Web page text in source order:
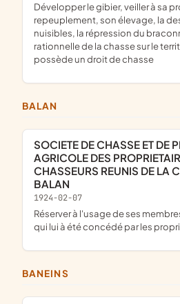
développer le gibier, veiller à sa protection, son
repeuplement, son élevage, la
nuisibles, la répression du
rationnelle de la chasse sur le
possède un droit de chasse
BALAN
SOCIETE DE CHASSE ET DE PROTECTION
AGRICOLE DES
CHASSEURS REUNIS DE LA
BALAN
1924-02-07
réserver à l'usage de ses membres le droit de chasse
qui lui à été concédé par les
BANEINS